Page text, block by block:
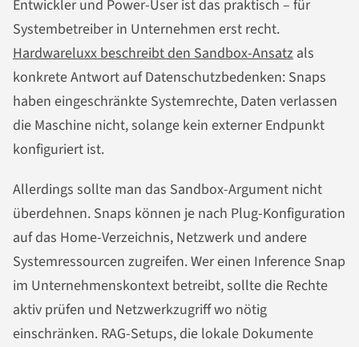
Entwickler und Power-User ist das praktisch – für
Systembetreiber in Unternehmen erst recht.
Hardwareluxx beschreibt den Sandbox-Ansatz als
konkrete Antwort auf Datenschutzbedenken: Snaps
haben eingeschränkte Systemrechte, Daten verlassen
die Maschine nicht, solange kein externer Endpunkt
konfiguriert ist.
Allerdings sollte man das Sandbox-Argument nicht
überdehnen. Snaps können je nach Plug-Konfiguration
auf das Home-Verzeichnis, Netzwerk und andere
Systemressourcen zugreifen. Wer einen Inference Snap
im Unternehmenskontext betreibt, sollte die Rechte
aktiv prüfen und Netzwerkzugriff wo nötig
einschränken. RAG-Setups, die lokale Dokumente